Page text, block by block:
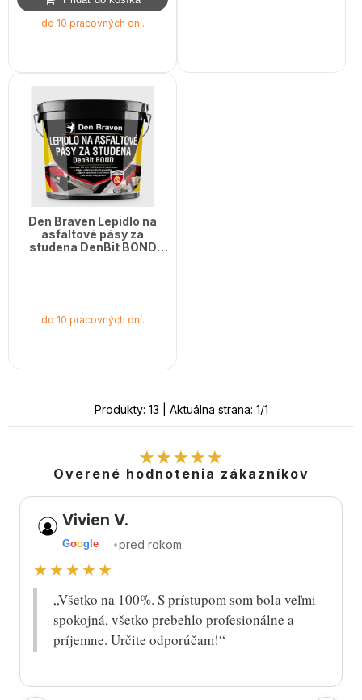
do 10 pracovných dní.
Den Braven Lepidlo na
asfaltové pásy za
studena DenBit BOND
do 10 pracovných dní.
Produkty: 13 | Aktuálna strana: 1/1
★★★★★
Overené hodnotenia zákazníkov
Vivien V.
Goog le •pred rokom
★★★★★
„Všetko na 100%. S prístupom som bola veľmi
spokojná, všetko prebehlo profesionálne a
príjemne. Určite odporúčam!“